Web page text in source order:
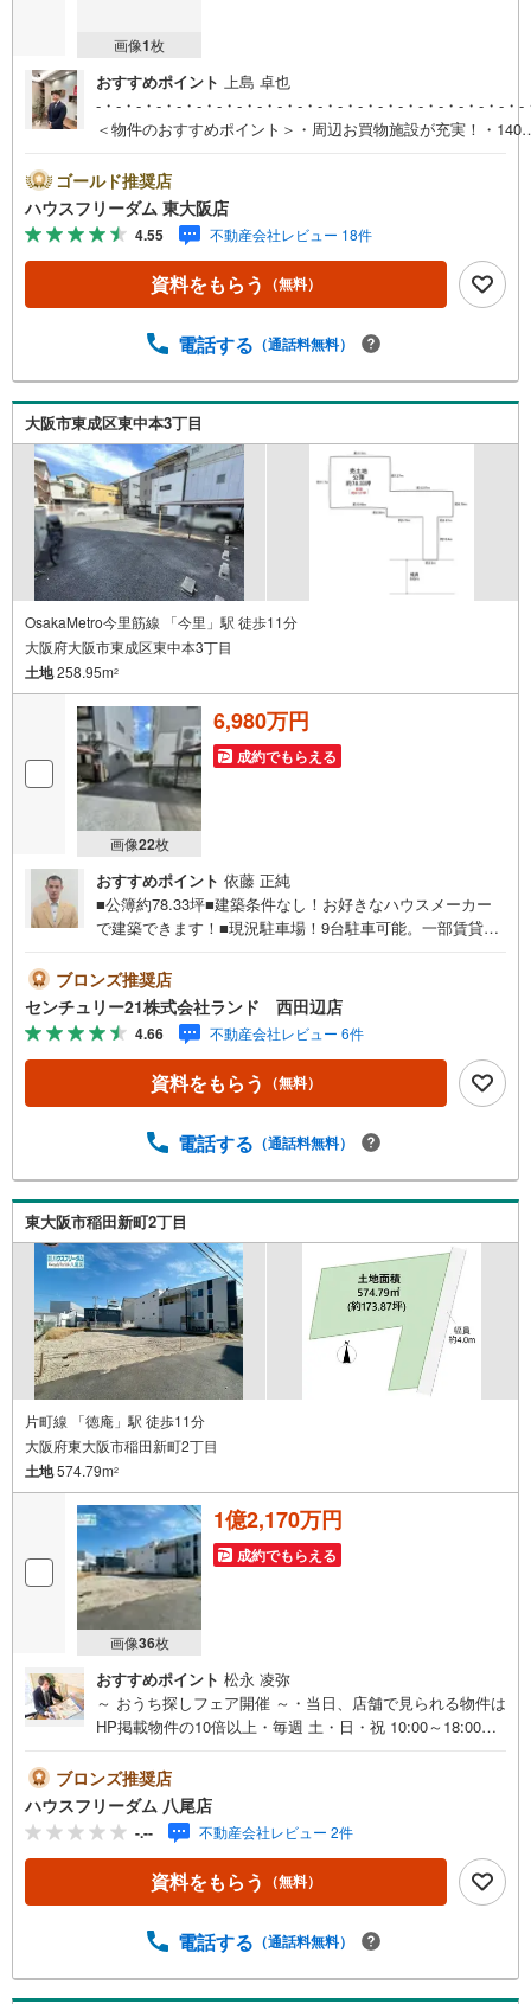
画像1枚
おすすめポイント 上島 卓也
-・-・-・-・-・-・-・-・-・-・-・-・-・-・-・-・-・-・-・-・-・-
＜物件のおすすめポイント＞・周辺お買物施設が充実！・140
メです！＜会社の特徴＞物件情報常時1,000件以上公開中！ご
望の条件をお聞かせ頂けましたら、客席備え付けのパソコンを
使って非公開情報もご覧頂けます！初めてのお家探しの方でも
安心！お家を買う前、買った後、また買うベストなタイミング
など、シミュレーションソフトを使って専属スタッフがより分
かりやすくご説明させて頂きます！ハウスフリーダムは【東証
ては、ハウスフリーダムにお任せ下さい。（ご来店の際は、店
-・-・-・-・-・-・-・-・-・-・-・-・-・-・-・-・-・-・-・-・-・-
ゴールド推奨店
ハウスフリーダム 東大阪店
4.55 不動産会社レビュー 18件
資料をもらう （無料）
電話する （通話料無料）
大阪市東成区東中本3丁目
OsakaMetro今里筋線 「今里」駅 徒歩11分
大阪府大阪市東成区東中本3丁目
土地258.95m2
画像22枚
6,980万円
成約でもらえる
おすすめポイント 依藤 正純
■公簿約78.33坪■建築条件なし！お好きなハウスメーカー
で建築できます！■現況駐車場！9台駐車可能。一部賃貸中
について＞●センチュリー21ランド西田辺店は・・・ お
客様のニーズに寄り添い、大切なお住まいのご購入に最後
まで伴走いたします！●リフォームのご相談も承っておりま
す。●購入・売却・ローンのご相談・・・なんでもお気軽に
ご相談くださいませ！〇大阪メトロ御堂筋線「西田辺」駅
より徒歩1分！〇営業時間:10:00～20:00（火曜日・水曜日
ズにご案内が可能です。ご連絡お待ちしております！
ブロンズ推奨店
センチュリー21株式会社ランド 西田辺店
4.66 不動産会社レビュー 6件
資料をもらう （無料）
電話する （通話料無料）
東大阪市稲田新町2丁目
片町線 「徳庵」駅 徒歩11分
大阪府東大阪市稲田新町2丁目
土地574.79m2
画像36枚
1億2,170万円
成約でもらえる
おすすめポイント 松永 凌弥
～ おうち探しフェア開催 ～・当日、店舗で見られる物件は
HP掲載物件の10倍以上・毎週 土・日・祝 10:00～18:00・
帰りや、お子様連れも大歓迎です！・物件最寄りの駅まで
無料送迎させて頂きます・「見るだけ・聞くだけ」OK！・
お出かけついでにお立ち寄りください----*----*----*--・物件多
数取り揃えております・ハウスフリーダムは【東証スタン
ダード上場企業】です・設計から請負工事まで承っており
ます・当日にご見学頂ける当社施工のモデルハウス多数あ
て頂きます・不動産購入や住宅ローンについてお気軽にお
ございます・東大阪市・八尾市の【売地】ならハウスフリ
ブロンズ推奨店
ハウスフリーダム 八尾店
-.-- 不動産会社レビュー 2件
資料をもらう （無料）
電話する （通話料無料）